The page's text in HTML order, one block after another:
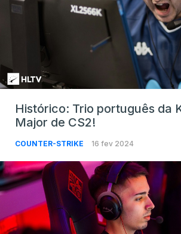
Histórico: Trio português da
Major de CS2!
COUNTER-STRIKE 16 fev 2024